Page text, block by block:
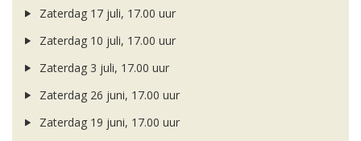
Zaterdag 17 juli, 17.00 uur
Zaterdag 10 juli, 17.00 uur
Zaterdag 3 juli, 17.00 uur
Zaterdag 26 juni, 17.00 uur
Zaterdag 19 juni, 17.00 uur